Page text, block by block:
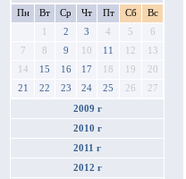
Пн Вт Ср Чт Пт Сб
Вс
1
2 3 4 5
6
7
8 9 10 11 12
13
14
15 16 17 18 19
20
21
22 23 24 25 26 27
2009 г
2010 г
2011 г
2012 г